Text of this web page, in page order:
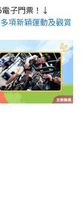
子門票！↓
項新穎運動及觀賞